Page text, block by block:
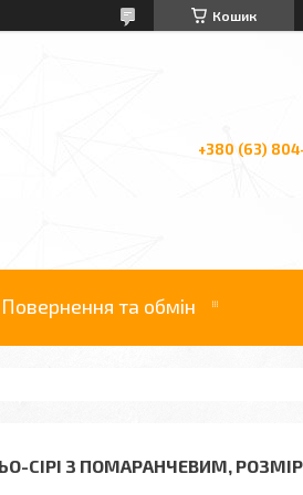
Кошик
+380 (63)
Повернення та обмін
СІРІ З ПОМАРАНЧЕВИМ,